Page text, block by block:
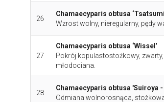
26
Chamaecyparis obtusa
Wzrost wolny, nieregularny, pędy
27
Chamaecyparis obtusa ‘Wissel’
Pokrój kopulastostożkowy,
młodociana.
28
Chamaecyparis obtusa 'Suiroya -
Odmiana wolnorosnąca,